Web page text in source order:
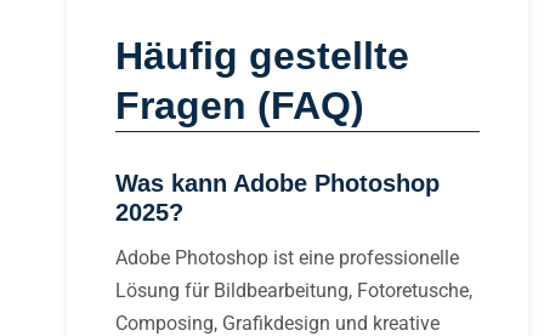
Häufig gestellte
Fragen (FAQ)
Was kann Adobe Photoshop
2025?
Adobe Photoshop ist eine professionelle
Lösung für Bildbearbeitung, Fotoretusche,
Composing, Grafikdesign und kreative